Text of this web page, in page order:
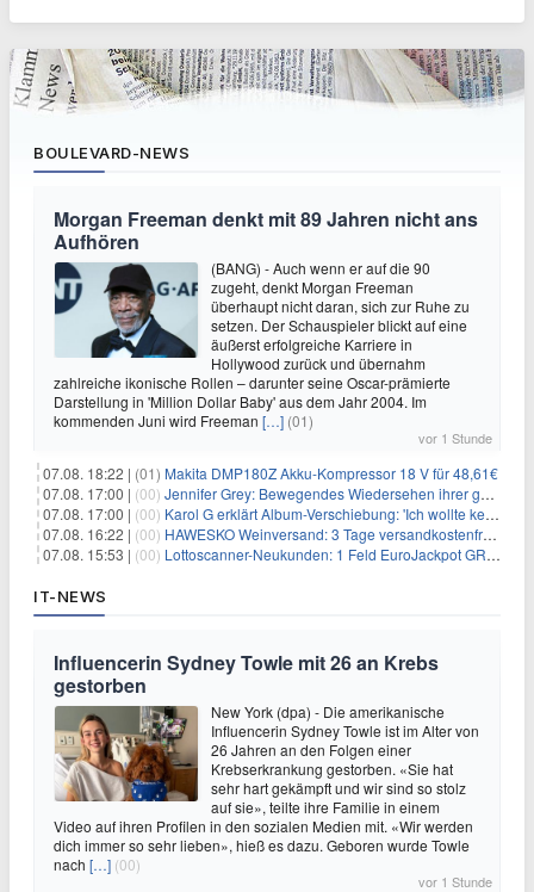
BOULEVARD-NEWS
Morgan Freeman denkt mit 89 Jahren nicht ans
Aufhören
(BANG) - Auch wenn er auf die 90
zugeht, denkt Morgan Freeman
überhaupt nicht daran, sich zur Ruhe zu
setzen. Der Schauspieler blickt auf eine
äußerst erfolgreiche Karriere in
Hollywood zurück und übernahm
zahlreiche ikonische Rollen – darunter seine Oscar-prämierte
Darstellung in 'Million Dollar Baby' aus dem Jahr 2004. Im
kommenden Juni wird Freeman […] (01)
vor 1 Stunde
07.08. 18:22 | (01) Makita DMP180Z Akku-Kompressor 18 V für 48,61€
07.08. 17:00 | (00) Jennifer Grey: Bewegendes Wiedersehen ihrer geschiedenen Eltern kurz vor dem Tod ihrer Mutter
07.08. 17:00 | (00) Karol G erklärt Album-Verschiebung: 'Ich wollte keine persönliche Situation ausnutzen'
07.08. 16:22 | (00) HAWESKO Weinversand: 3 Tage versandkostenfrei bestellen (MBW 25€)
07.08. 15:53 | (00) Lottoscanner-Neukunden: 1 Feld EuroJackpot GRATIS spielen
IT-NEWS
Influencerin Sydney Towle mit 26 an Krebs
gestorben
New York (dpa) - Die amerikanische
Influencerin Sydney Towle ist im Alter von
26 Jahren an den Folgen einer
Krebserkrankung gestorben. «Sie hat
sehr hart gekämpft und wir sind so stolz
auf sie», teilte ihre Familie in einem
Video auf ihren Profilen in den sozialen Medien mit. «Wir werden
dich immer so sehr lieben», hieß es dazu. Geboren wurde Towle
nach […] (00)
vor 1 Stunde